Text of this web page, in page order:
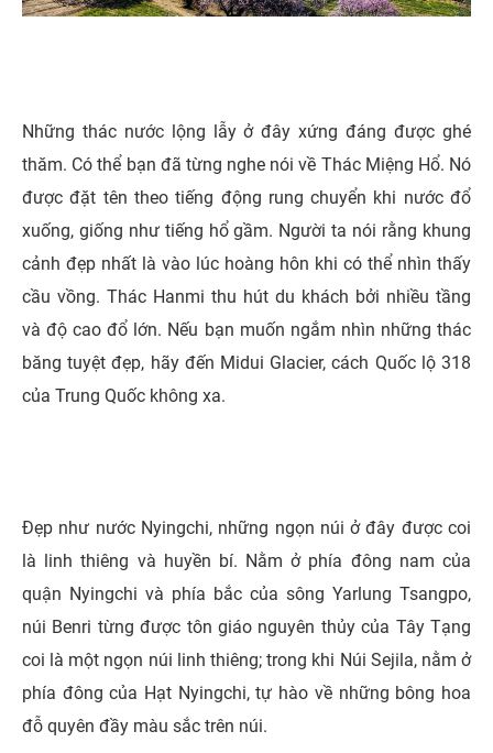
Những thác nước lộng lẫy ở đây xứng đáng được ghé
thăm. Có thể bạn đã từng nghe nói về Thác Miệng Hổ. Nó
được đặt tên theo tiếng động rung chuyển khi nước đổ
xuống, giống như tiếng hổ gầm. Người ta nói rằng khung
cảnh đẹp nhất là vào lúc hoàng hôn khi có thể nhìn thấy
cầu vồng. Thác Hanmi thu hút du khách bởi nhiều tầng
và độ cao đổ lớn. Nếu bạn muốn ngắm nhìn những thác
băng tuyệt đẹp, hãy đến Midui Glacier, cách Quốc lộ 318
của Trung Quốc không xa.
Đẹp như nước Nyingchi, những ngọn núi ở đây được coi
là linh thiêng và huyền bí. Nằm ở phía đông nam của
quận Nyingchi và phía bắc của sông Yarlung Tsangpo,
núi Benri từng được tôn giáo nguyên thủy của Tây Tạng
coi là một ngọn núi linh thiêng; trong khi Núi Sejila, nằm ở
phía đông của Hạt Nyingchi, tự hào về những bông hoa
đỗ quyên đầy màu sắc trên núi.